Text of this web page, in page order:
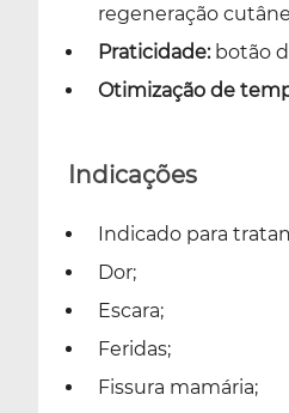
regeneração
Praticidade:botão
Otimização de
Indicações
Indicado para
Dor;
Escara;
Feridas;
Fissura mamária;